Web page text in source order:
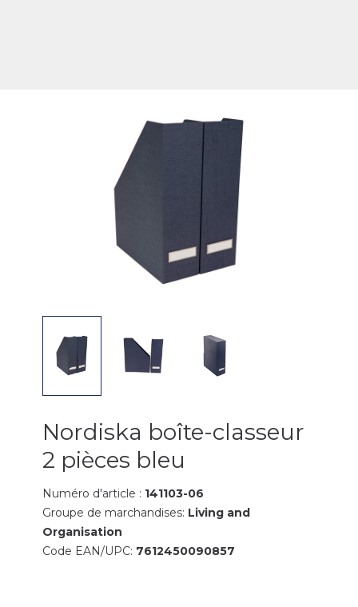
Nordiska boîte-classeur
2 pièces bleu
Numéro d'article : 141103-06
Groupe de marchandises: Living and
Organisation
Code EAN/UPC: 7612450090857